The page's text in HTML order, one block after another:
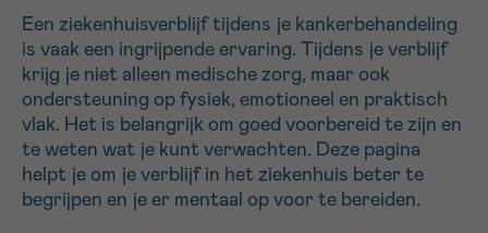
Een ziekenhuisverblijf tijdens je kankerbehandeling
is vaak een ingrijpende ervaring. Tijdens je verblijf
krijg je niet alleen medische zorg, maar ook
ondersteuning op fysiek, emotioneel en praktisch
vlak. Het is belangrijk om goed voorbereid te zijn en
te weten wat je kunt verwachten. Deze pagina
helpt je om je verblijf in het ziekenhuis beter te
begrijpen en je er mentaal op voor te bereiden.
VOORNAAM
EMAIL
16h-18h
Verder